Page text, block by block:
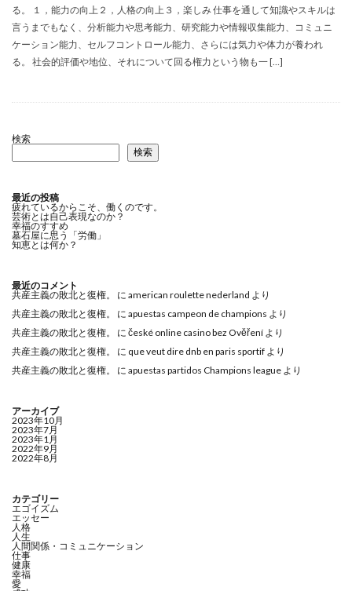
る。 １，能力の向上２，人格の向上３，楽しみ 仕事を通して知識やスキルは
言うまでもなく、分析能力や思考能力、研究能力や情報収集能力、コミュニ
ケーション能力、セルフコントロール能力、さらには気力や体力が養われ
る。 社会的評価や地位、それについて回る権力という物も一 […]
検索
検索
最近の投稿
疲れているからこそ、働くのです。
芸術とは自己表現なのか？
幸福のすすめ
墓石屋に思う「労働」
知恵とは何か？
最近のコメント
共産主義の敗北と復権。
に american roulette nederland より
共産主義の敗北と復権。
に apuestas campeon de champions より
共産主義の敗北と復権。
に české online casino bez Ověření より
共産主義の敗北と復権。
に que veut dire dnb en paris sportif より
共産主義の敗北と復権。
に apuestas partidos Champions league より
アーカイブ
2023年10月
2023年7月
2023年1月
2022年9月
2022年8月
カテゴリー
エゴイズム
エッセー
人格
人生
人間関係・コミュニケーション
仕事
健康
幸福
愛